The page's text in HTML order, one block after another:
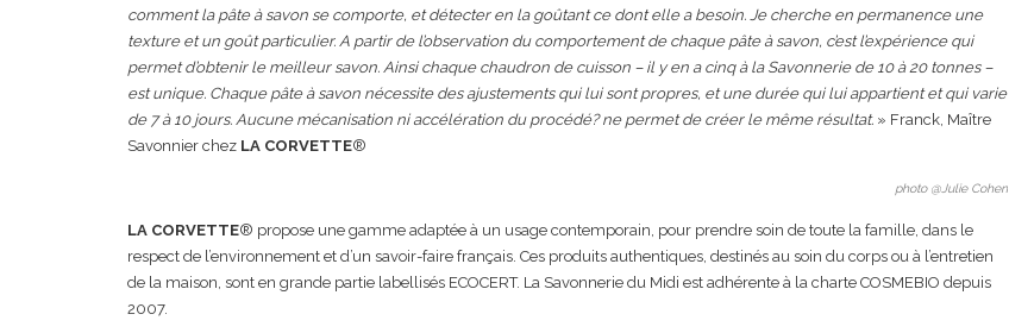
comment la pâte à savon se comporte, et détecter en la goûtant ce dont elle a besoin. Je cherche en permanence une
texture et un goût particulier. A partir de l’observation du comportement de chaque pâte à savon, c’est l’expérience qui
permet d’obtenir le meilleur savon. Ainsi chaque chaudron de cuisson – il y en a cinq à la Savonnerie de 10 à 20 tonnes –
est unique. Chaque pâte à savon nécessite des ajustements qui lui sont propres, et une durée qui lui appartient et qui varie
de 7 à 10 jours. Aucune mécanisation ni accélération du procédé? ne permet de créer le même résultat. » Franck, Maître
Savonnier chez LA CORVETTE®
photo @Julie Cohen
LA CORVETTE® propose une gamme adaptée à un usage contemporain, pour prendre soin de toute la famille, dans le
respect de l’environnement et d’un savoir-faire français. Ces produits authentiques, destinés au soin du corps ou à l’entretien
de la maison, sont en grande partie labellisés ECOCERT. La Savonnerie du Midi est adhérente à la charte COSMEBIO depuis
2007.